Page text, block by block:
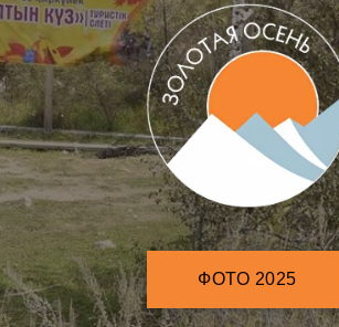
ФОТО 2025